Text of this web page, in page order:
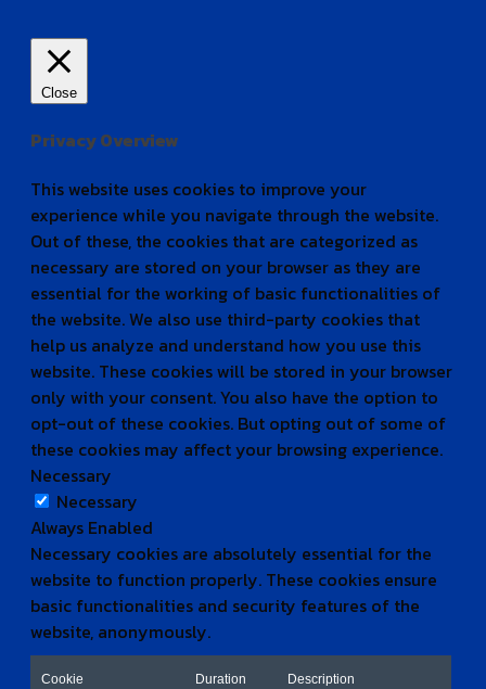
Close
Privacy Overview
This website uses cookies to improve your
experience while you navigate through the website.
Out of these, the cookies that are categorized as
necessary are stored on your browser as they are
essential for the working of basic functionalities of
the website. We also use third-party cookies that
help us analyze and understand how you use this
website. These cookies will be stored in your browser
only with your consent. You also have the option to
opt-out of these cookies. But opting out of some of
these cookies may affect your browsing experience.
Necessary
Necessary
Always Enabled
Necessary cookies are absolutely essential for the
website to function properly. These cookies ensure
basic functionalities and security features of the
website, anonymously.
Cookie Duration Description